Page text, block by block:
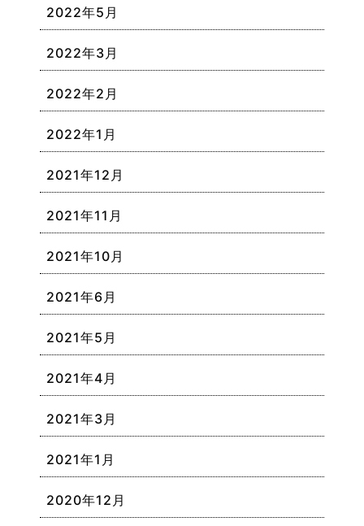
2022年5月
2022年3月
2022年2月
2022年1月
2021年12月
2021年11月
2021年10月
2021年6月
2021年5月
2021年4月
2021年3月
2021年1月
2020年12月